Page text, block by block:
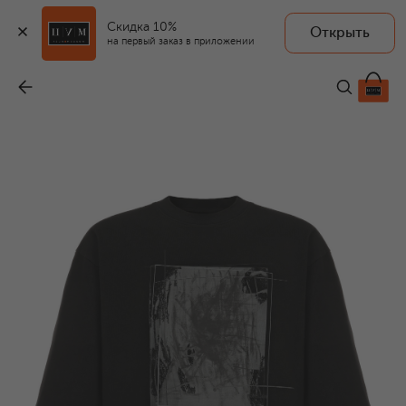
Скидка 10%
на первый заказ в приложении
Открыть
ROADLESS
13 500 ₽